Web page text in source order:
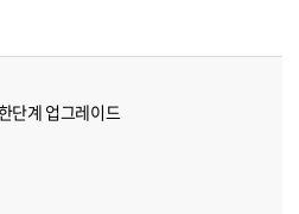
단계 업그레이드